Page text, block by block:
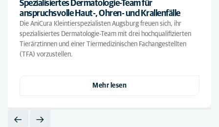
Spezialisiertes Dermatologie-Team für
anspruchsvolle Haut-, Ohren- und Krallenfälle
Die AniCura Kleintierspezialisten Augsburg freuen sich, ihr
spezialisiertes Dermatologie-Team mit drei hochqualifizierten
Tierärztinnen und einer Tiermedizinischen Fachangestellten
(TFA) vorzustellen.
Mehr lesen